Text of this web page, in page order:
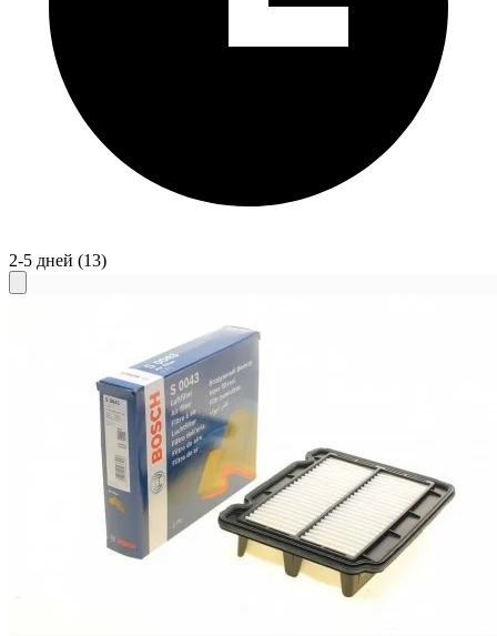
2-5 дней (13)